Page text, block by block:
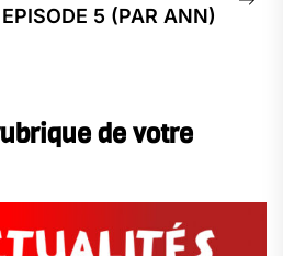
EPISODE 5 (PAR ANN)
de votre